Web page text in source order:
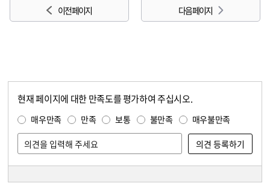
이전 페이지 다음 페이지
현재 페이지에 대한 만족도를 평가하여 주십시오.
매우만족 만족 보통 불만족 매우불만족